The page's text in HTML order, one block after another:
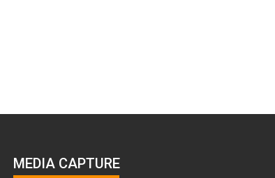
MEDIA CAPTURE